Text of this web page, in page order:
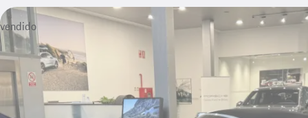
vendido